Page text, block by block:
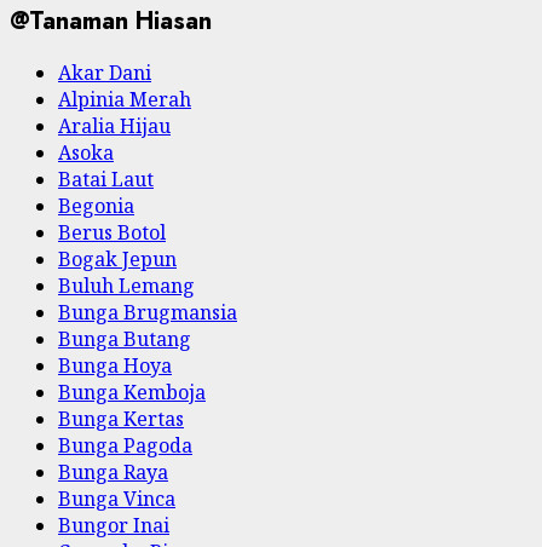
@Tanaman Hiasan
Akar Dani
Alpinia Merah
Aralia Hijau
Asoka
Batai Laut
Begonia
Berus Botol
Bogak Jepun
Buluh Lemang
Bunga Brugmansia
Bunga Butang
Bunga Hoya
Bunga Kemboja
Bunga Kertas
Bunga Pagoda
Bunga Raya
Bunga Vinca
Bungor Inai